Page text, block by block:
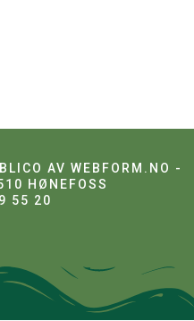
AV WEBFORM.NO -
HØNEFOSS
55 20